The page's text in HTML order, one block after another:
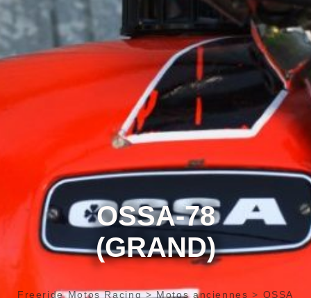
OSSA-78
(GRAND)
Freeride Motos Racing>Motos anciennes > OSSA